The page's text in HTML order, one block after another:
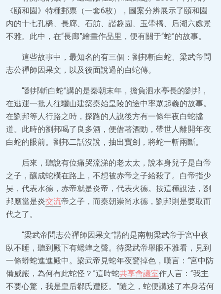
《頤和園》特種郵票（一套6枚），圖案分辨展示了頤和園
內的十七孔橋、長廊、石舫、諧趣園、玉帶橋、后湖六處景
不雅。此中，在“長廊”繪畫作品里，便有關于“蛇”的故事。
這些故事中，最知名的有三個：劉邦斬白蛇、梁武帝問
志公禪師因果文，以及後面說過的白蛇傳。
“劉邦斬白蛇”講的是秦朝末年，擔負泗水亭長的劉邦，
在逃運一批人往驪山建築秦始皇陵的途中率眾起義的故事。
在劉邦等人行路之時，探路的人說後方有一條年夜白蛇擋
道。此時的劉邦喝了良多酒，便借著酒勁，帶世人離開年夜
白蛇的眼前。劉邦二話沒說，抽出寶劍，將蛇一斬兩斷。
后來，聽說有位痛哭流涕的老太太，說本身兒子是白帝
之子，釀成蛇橫在路上，不想被赤帝之子給殺了。白帝指少
昊，代表水德，赤帝就是炎帝，代表火德。按這種說法，劉
邦應當是炎交流帝之子，而秦朝崇尚水德，劉邦則是要取而
代之了。
“梁武帝問志公禪師因果文”講的是南朝梁武帝于宮中夜
臥不睡，聽到殿下有蟋蟀之聲。待梁武帝舉眼不雅看，見到
一條蟒蛇進進殿中。梁武帝見蛇年夜驚掉色，嘆言：“宮中防
備威嚴，為何有此蛇怪？”這時蛇共享會議室作人言：“我主
不要心驚，我是皇后郗氏遭貶。”隨之，蛇便講述了本身若何